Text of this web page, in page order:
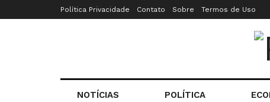
Política Privacidade Contato Sobre Termos de Uso
NOTÍCIAS POLÍTICA